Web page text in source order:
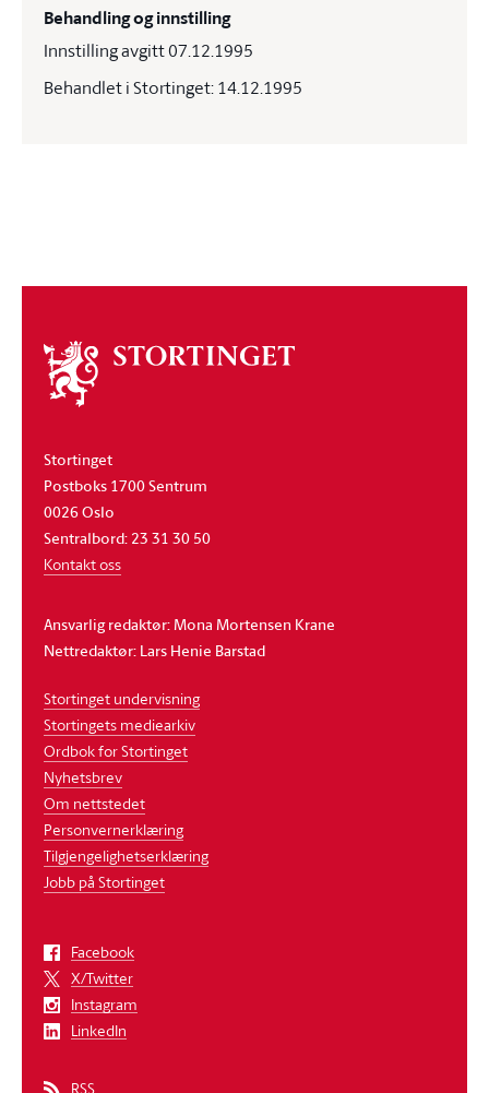
Behandling og innstilling
Innstilling avgitt 07.12.1995
Behandlet i Stortinget: 14.12.1995
Om
stortinget
Stortinget
Postboks 1700 Sentrum
0026 Oslo
Sentralbord: 23 31 30 50
Kontakt oss
Ansvarlig redaktør: Mona Mortensen Krane
Nettredaktør: Lars Henie Barstad
Stortinget undervisning
Stortingets mediearkiv
Ordbok for Stortinget
Nyhetsbrev
Om nettstedet
Personvernerklæring
Tilgjengelighetserklæring
Jobb på Stortinget
Facebook
X/Twitter
Instagram
LinkedIn
RSS